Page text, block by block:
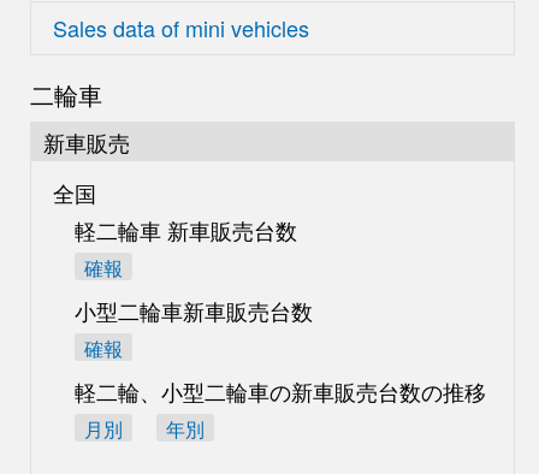
Sales data of mini vehicles
二輪車
新車販売
全国
軽二輪車 新車販売台数
確報
小型二輪車新車販売台数
確報
軽二輪、小型二輪車の新車販売台数の推移
月別 年別